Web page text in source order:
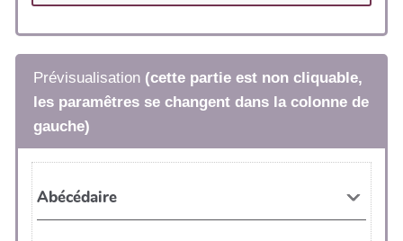
Prévisualisation (cette partie est non cliquable,
les paramêtres se changent dans la colonne de
gauche)